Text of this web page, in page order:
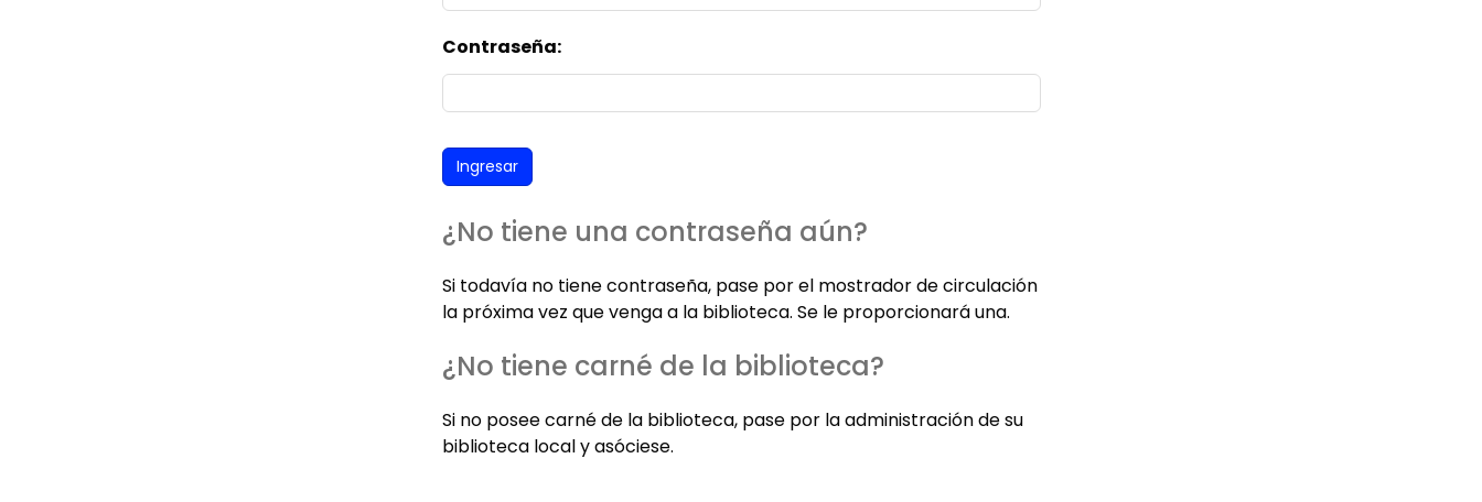
Contraseña:
¿No tiene una contraseña aún?
Si todavía no tiene contraseña, pase por el mostrador de circulación
la próxima vez que venga a la biblioteca. Se le proporcionará una.
¿No tiene carné de la biblioteca?
Si no posee carné de la biblioteca, pase por la administración de su
biblioteca local y asóciese.